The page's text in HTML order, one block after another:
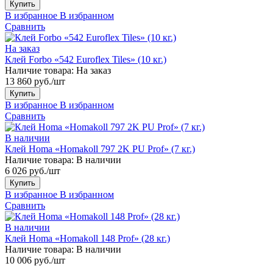
Купить
В избранное В избранном
Сравнить
На заказ
Клей Forbo «542 Euroflex Tiles» (10 кг.)
Наличие товара: На заказ
13 860 руб./шт
Купить
В избранное В избранном
Сравнить
В наличии
Клей Homa «Homakoll 797 2K PU Prof» (7 кг.)
Наличие товара: В наличии
6 026 руб./шт
Купить
В избранное В избранном
Сравнить
В наличии
Клей Homa «Homakoll 148 Prof» (28 кг.)
Наличие товара: В наличии
10 006 руб./шт